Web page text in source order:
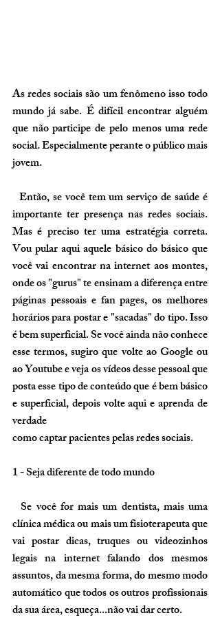
As redes sociais são um fenômeno isso todo
mundo já sabe. É difícil encontrar alguém
que não participe de pelo menos uma rede
social. Especialmente perante o público mais
jovem.
Então, se você tem um serviço de saúde é
importante ter presença nas redes sociais.
Mas é preciso ter uma estratégia correta.
Vou pular aqui aquele básico do básico que
você vai encontrar na internet aos montes,
onde os "gurus" te ensinam a diferença entre
páginas pessoais e fan pages, os melhores
horários para postar e "sacadas" do tipo. Isso
é bem superficial. Se você ainda não conhece
esse termos, sugiro que volte ao Google ou
ao Youtube e veja os vídeos desse pessoal que
posta esse tipo de conteúdo que é bem básico
e superficial, depois volte aqui e aprenda de
verdade
como captar pacientes pelas redes sociais.
1 - Seja diferente de todo mundo
Se você for mais um dentista, mais uma
clínica médica ou mais um fisioterapeuta que
vai postar dicas, truques ou videozinhos
legais na internet falando dos mesmos
assuntos, da mesma forma, do mesmo modo
automático que todos os outros profissionais
da sua área, esqueça...não vai dar certo.